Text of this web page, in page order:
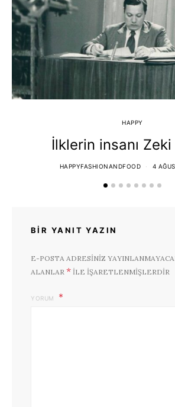
HAPPY
İlklerin insanı
HAPPYFASHIONANDFOOD 4
BIR YANIT YAZIN
E-POSTA ADRESINIZ
ALANLAR * ILE IŞARETLENMIŞLERDIR
YORUM